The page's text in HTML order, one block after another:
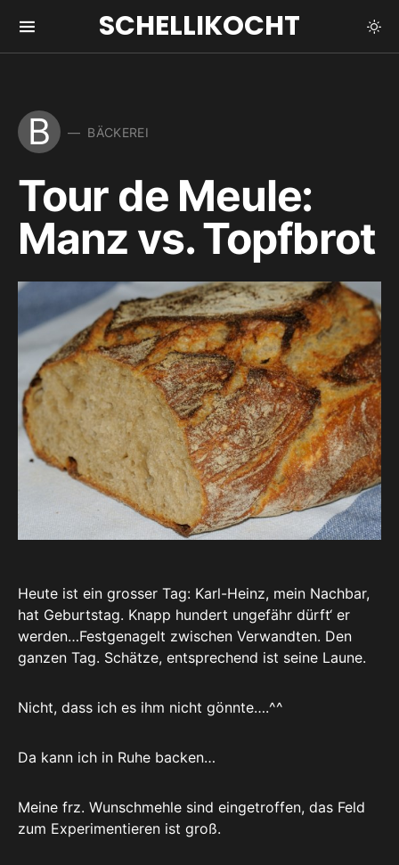
SCHELLIKOCHT
B BÄCKEREI
Tour de Meule:
Manz vs. Topfbrot
Heute ist ein grosser Tag: Karl-Heinz, mein Nachbar,
hat Geburtstag. Knapp hundert ungefähr dürft‘ er
werden…Festgenagelt zwischen Verwandten. Den
ganzen Tag. Schätze, entsprechend ist seine Laune.
Nicht, dass ich es ihm nicht gönnte….^^
Da kann ich in Ruhe backen…
Meine frz. Wunschmehle sind eingetroffen, das Feld
zum Experimentieren ist groß.